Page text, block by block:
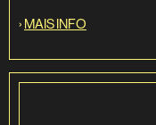
› MAIS INFO